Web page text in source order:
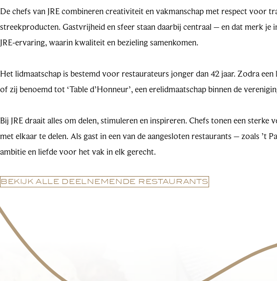
De chefs van JRE combineren creativiteit en vakmanschap met respect voor
streekproducten. Gastvrijheid en sfeer staan daarbij centraal – en dat merk je
JRE-ervaring, waarin kwaliteit en bezieling samenkomen.
Het lidmaatschap is bestemd voor restaurateurs jonger dan 42 jaar. Zodra
of zij benoemd tot ‘Table d’Honneur’, een erelidmaatschap binnen de
Bij JRE draait alles om delen, stimuleren en inspireren. Chefs tonen een
met elkaar te delen. Als gast in een van de aangesloten restaurants – zoals ’t
ambitie en liefde voor het vak in elk gerecht.
BEKIJK ALLE DEELNEMENDE RESTAURANTS